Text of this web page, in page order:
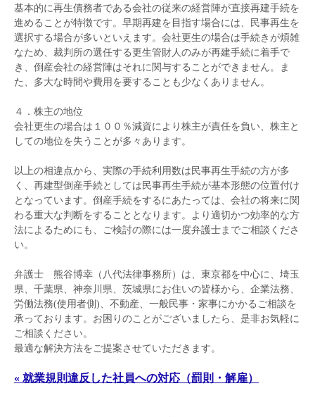
基本的に再生債務者である会社の従来の経営陣が直接再建手続を
進めることが特徴です。早期再建を目指す場合には、民事再生を
選択する場合が多いといえます。会社更生の場合は手続きが煩雑
なため、裁判所の選任する更生管財人のみが再建手続に着手で
き、倒産会社の経営陣はそれに関与することができません。ま
た、多大な時間や費用を要することも少なくありません。
４．株主の地位
会社更生の場合は１００％減資により株主が責任を負い、株主と
しての地位を失うことが多々あります。
以上の相違点から、実際の手続利用数は民事再生手続の方が多
く、再建型倒産手続としては民事再生手続が基本形態の位置付け
となっています。倒産手続をするにあたっては、会社の将来に関
わる重大な判断をすることとなります。より適切かつ効率的な方
法によるためにも、ご検討の際には一度弁護士までご相談くださ
い。
弁護士 熊谷博幸（八代法律事務所）は、東京都を中心に、埼玉
県、千葉県、神奈川県、茨城県にお住いの皆様から、企業法務、
労働法務(使用者側)、不動産、一般民事・家事にかかるご相談を
承っております。お困りのことがございましたら、是非お気軽に
ご相談ください。
最適な解決方法をご提案させていただきます。
« 就業規則違反した社員への対応（罰則・解雇）